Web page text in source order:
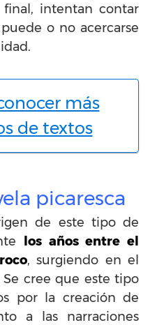
intentan contar
o no acercarse
más
de textos
picaresca
de este tipo de
los años entre el
, surgiendo en el
Se cree que este tipo
por la creación de
a las narraciones